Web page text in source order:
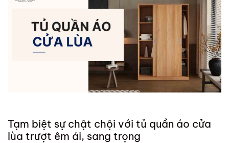
Tạm biệt sự chật chội với tủ quần áo cửa
lùa trượt êm ái, sang trọng